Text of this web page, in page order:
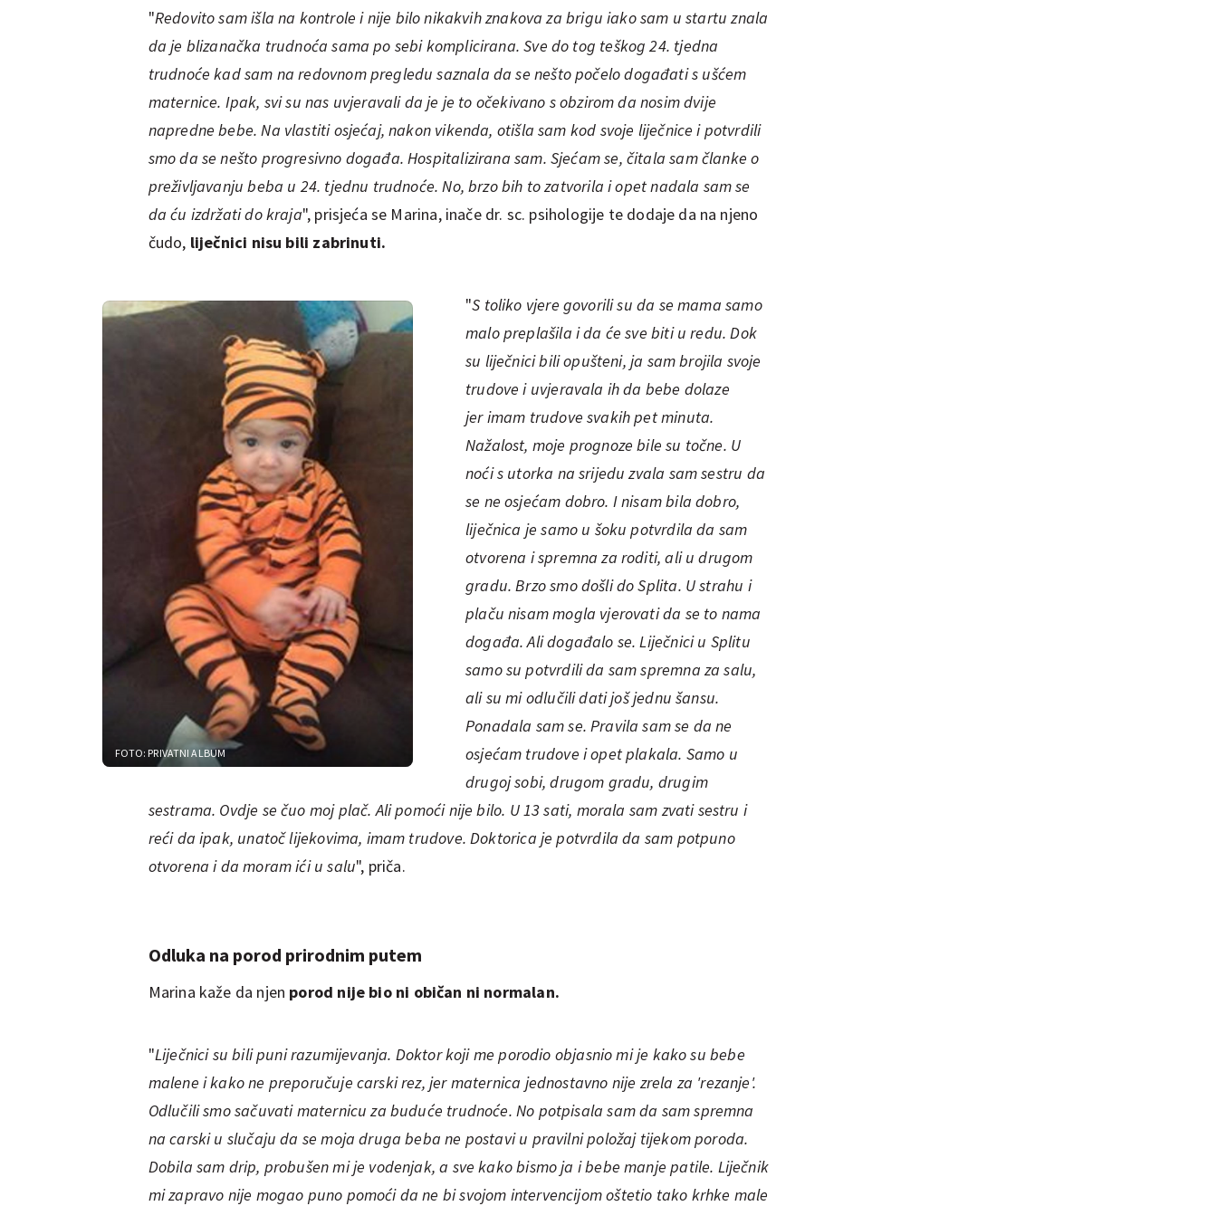
"Redovito sam išla na kontrole i nije bilo nikakvih znakova za brigu iako sam u startu znala
da je blizanačka trudnoća sama po sebi komplicirana. Sve do tog teškog 24. tjedna
trudnoće kad sam na redovnom pregledu saznala da se nešto počelo događati s ušćem
maternice. Ipak, svi su nas uvjeravali da je je to očekivano s obzirom da nosim dvije
napredne bebe. Na vlastiti osjećaj, nakon vikenda, otišla sam kod svoje liječnice i potvrdili
smo da se nešto progresivno događa. Hospitalizirana sam. Sjećam se, čitala sam članke o
preživljavanju beba u 24. tjednu trudnoće. No, brzo bih to zatvorila i opet nadala sam se
da ću izdržati do kraja", prisjeća se Marina, inače dr. sc. psihologije te dodaje da na njeno
čudo, liječnici nisu bili zabrinuti.
FOTO: PRIVATNI ALBUM
"S toliko vjere govorili su da se mama samo
malo preplašila i da će sve biti u redu. Dok
su liječnici bili opušteni, ja sam brojila svoje
trudove i uvjeravala ih da bebe dolaze
jer imam trudove svakih pet minuta.
Nažalost, moje prognoze bile su točne. U
noći s utorka na srijedu zvala sam sestru da
se ne osjećam dobro. I nisam bila dobro,
liječnica je samo u šoku potvrdila da sam
otvorena i spremna za roditi, ali u drugom
gradu. Brzo smo došli do Splita. U strahu i
plaču nisam mogla vjerovati da se to nama
događa. Ali događalo se. Liječnici u Splitu
samo su potvrdili da sam spremna za salu,
ali su mi odlučili dati još jednu šansu.
Ponadala sam se. Pravila sam se da ne
osjećam trudove i opet plakala. Samo u
drugoj sobi, drugom gradu, drugim
sestrama. Ovdje se čuo moj plač. Ali pomoći nije bilo. U 13 sati, morala sam zvati sestru i
reći da ipak, unatoč lijekovima, imam trudove. Doktorica je potvrdila da sam potpuno
otvorena i da moram ići u salu", priča.
Odluka na porod prirodnim putem
Marina kaže da njen porod nije bio ni običan ni normalan.
"Liječnici su bili puni razumijevanja. Doktor koji me porodio objasnio mi je kako su bebe
malene i kako ne preporučuje carski rez, jer maternica jednostavno nije zrela za 'rezanje'.
Odlučili smo sačuvati maternicu za buduće trudnoće. No potpisala sam da sam spremna
na carski u slučaju da se moja druga beba ne postavi u pravilni položaj tijekom poroda.
Dobila sam drip, probušen mi je vodenjak, a sve kako bismo ja i bebe manje patile. Liječnik
mi zapravo nije mogao puno pomoći da ne bi svojom intervencijom oštetio tako krhke male